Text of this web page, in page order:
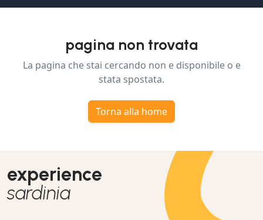
pagina non trovata
La pagina che stai cercando non e disponibile o e
stata spostata.
Torna alla home
experience
sardinia